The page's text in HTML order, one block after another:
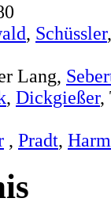
, Schüssler
Lang,
, Dickgießer,
, Pradt, Harm